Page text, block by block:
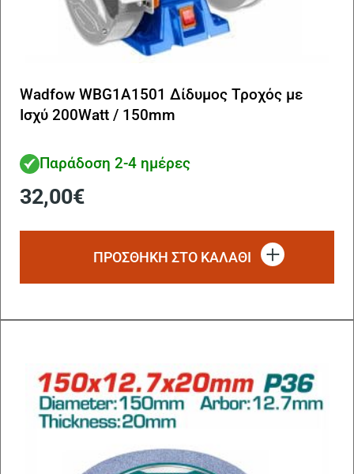
Wadfow WBG1A1501 Δίδυμος Τροχός με
Ισχύ 200Watt / 150mm
Παράδοση 2-4 ημέρες
32,00€
ΠΡΟΣΘΗΚΗ ΣΤΟ ΚΑΛΑΘΙ